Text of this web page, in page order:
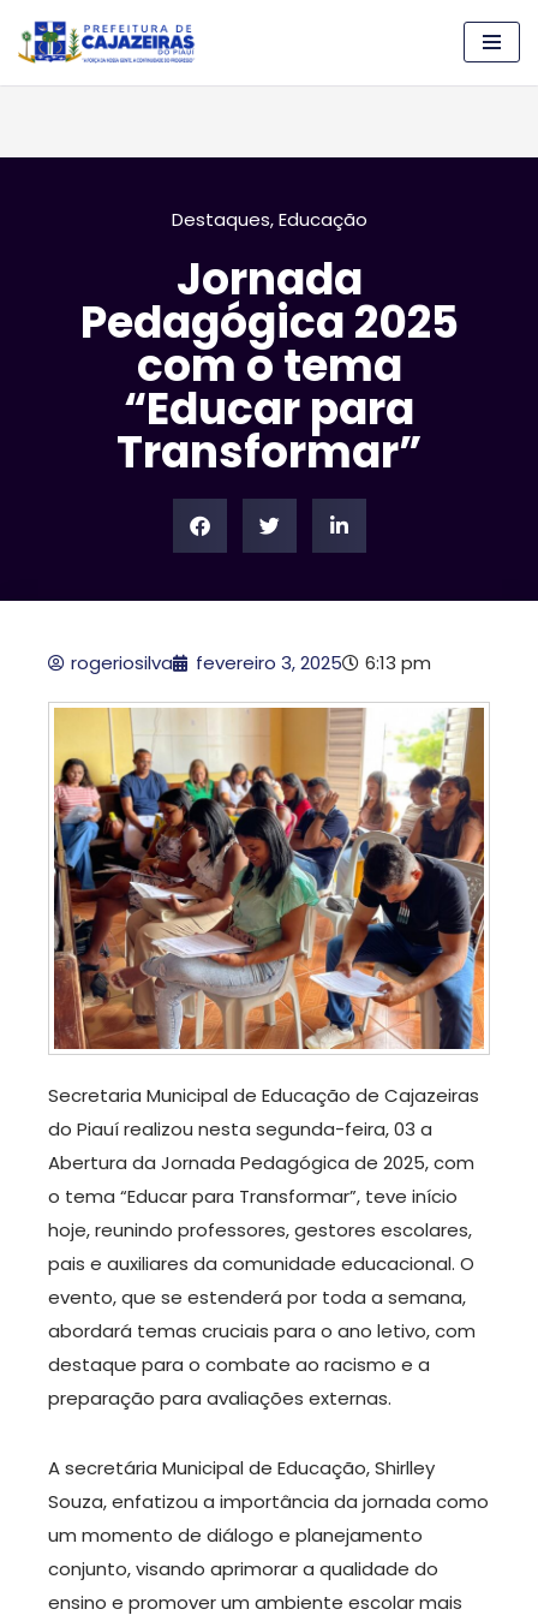
Pular
para
Destaques,Educação
Jornada
Pedagógica 2025
com o tema
“Educar para
Transformar”
rogeriosilva fevereiro 3, 2025 6:13 pm
Secretaria Municipal de Educação de Cajazeiras
do Piauí realizou nesta segunda-feira, 03 a
Abertura da Jornada Pedagógica de 2025, com
o tema “Educar para Transformar”, teve início
hoje, reunindo professores, gestores escolares,
pais e auxiliares da comunidade educacional. O
evento, que se estenderá por toda a semana,
abordará temas cruciais para o ano letivo, com
destaque para o combate ao racismo e a
preparação para avaliações externas.
A secretária Municipal de Educação, Shirlley
Souza, enfatizou a importância da jornada como
um momento de diálogo e planejamento
conjunto, visando aprimorar a qualidade do
ensino e promover um ambiente escolar mais